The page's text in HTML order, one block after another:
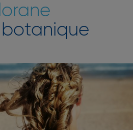
botanique